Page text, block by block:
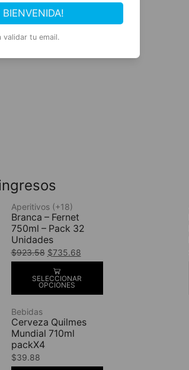
validar tu email.
Aperitivos (+18)
Branca – Fernet
750ml – Pack 32
Unidades
$923.58 $735.68
SELECCIONAR
OPCIONES
Bebidas
Cerveza Quilmes
Mundial 710ml
packX4
$39.88